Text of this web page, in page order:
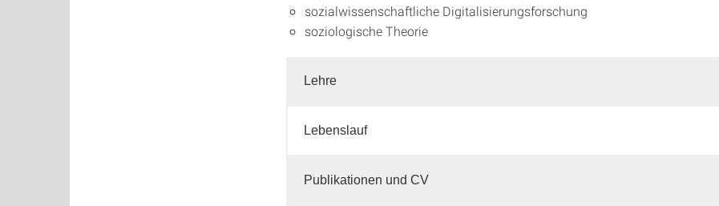
sozialwissenschaftliche Digitalisierungsforschung
soziologische Theorie
Lehre
Lebenslauf
Publikationen und CV